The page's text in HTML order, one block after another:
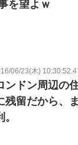
を望よｗ
06/23(木)
ドン周辺の住
残留だから、